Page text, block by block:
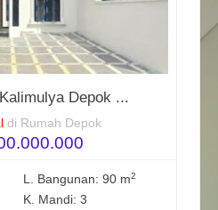
Depok ...
di Rumah Depok
L. Bangunan: 90 m2
K. Mandi: 3